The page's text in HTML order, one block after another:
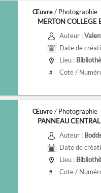
Œuvre/ Photographie
MERTON COLLEGE
Auteur :
Date de
Lieu :
# Cote /
Œuvre/ Photographie
PANNEAU
Auteur :
Date de
Lieu :
# Cote /